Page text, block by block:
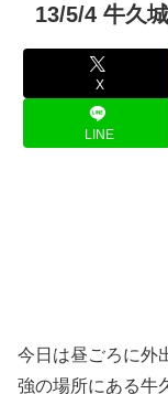
13/5/4 牛久城
X
LINE
今日は昼ごろに外
強の場所にある牛